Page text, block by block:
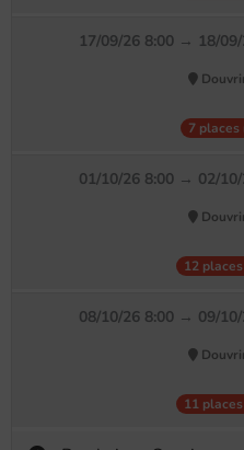
17/09/26 8:00 → 18/
7
01/10/26 8:00 → 02/
12
08/10/26 8:00 → 09/
11